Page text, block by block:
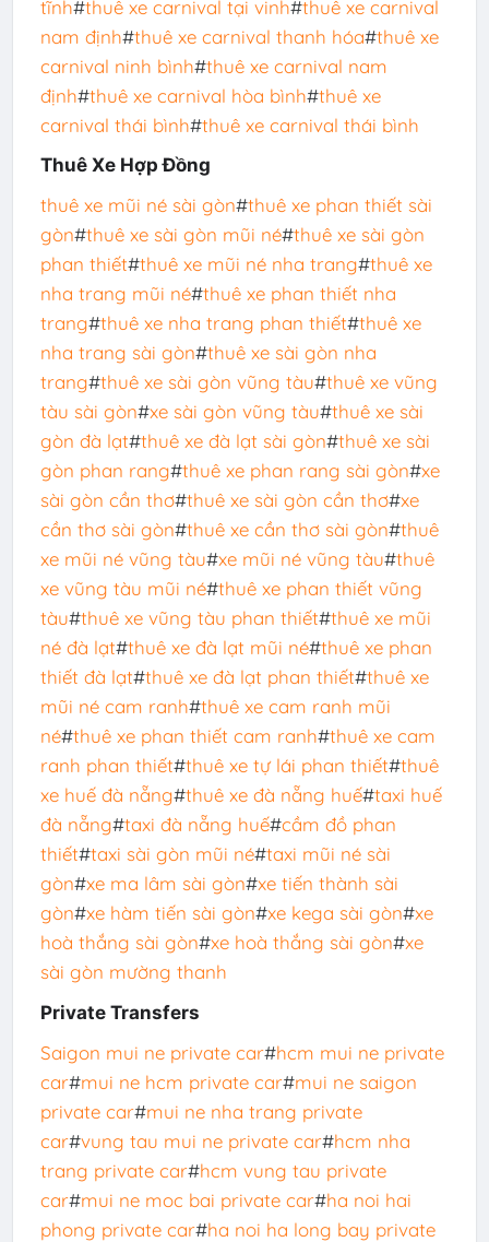
tĩnh#thuê xe carnival tại vinh#thuê xe carnival
nam định#thuê xe carnival thanh hóa#thuê xe
carnival ninh bình#thuê xe carnival nam
định#thuê xe carnival hòa bình#thuê xe
carnival thái bình#thuê xe carnival thái bình
Thuê Xe Hợp Đồng
thuê xe mũi né sài gòn#thuê xe phan thiết sài
gòn#thuê xe sài gòn mũi né#thuê xe sài gòn
phan thiết#thuê xe mũi né nha trang#thuê xe
nha trang mũi né#thuê xe phan thiết nha
trang#thuê xe nha trang phan thiết#thuê xe
nha trang sài gòn#thuê xe sài gòn nha
trang#thuê xe sài gòn vũng tàu#thuê xe vũng
tàu sài gòn#xe sài gòn vũng tàu#thuê xe sài
gòn đà lạt#thuê xe đà lạt sài gòn#thuê xe sài
gòn phan rang#thuê xe phan rang sài gòn#xe
sài gòn cần thơ#thuê xe sài gòn cần thơ#xe
cần thơ sài gòn#thuê xe cần thơ sài gòn#thuê
xe mũi né vũng tàu#xe mũi né vũng tàu#thuê
xe vũng tàu mũi né#thuê xe phan thiết vũng
tàu#thuê xe vũng tàu phan thiết#thuê xe mũi
né đà lạt#thuê xe đà lạt mũi né#thuê xe phan
thiết đà lạt#thuê xe đà lạt phan thiết#thuê xe
mũi né cam ranh#thuê xe cam ranh mũi
né#thuê xe phan thiết cam ranh#thuê xe cam
ranh phan thiết#thuê xe tự lái phan thiết#thuê
xe huế đà nẵng#thuê xe đà nẵng huế#taxi huế
đà nẵng#taxi đà nẵng huế#cầm đồ phan
thiết#taxi sài gòn mũi né#taxi mũi né sài
gòn#xe ma lâm sài gòn#xe tiến thành sài
gòn#xe hàm tiến sài gòn#xe kega sài gòn#xe
hoà thắng sài gòn#xe hoà thắng sài gòn#xe
sài gòn mường thanh
Private Transfers
Saigon mui ne private car#hcm mui ne private
car#mui ne hcm private car#mui ne saigon
private car#mui ne nha trang private
car#vung tau mui ne private car#hcm nha
trang private car#hcm vung tau private
car#mui ne moc bai private car#ha noi hai
phong private car#ha noi ha long bay private